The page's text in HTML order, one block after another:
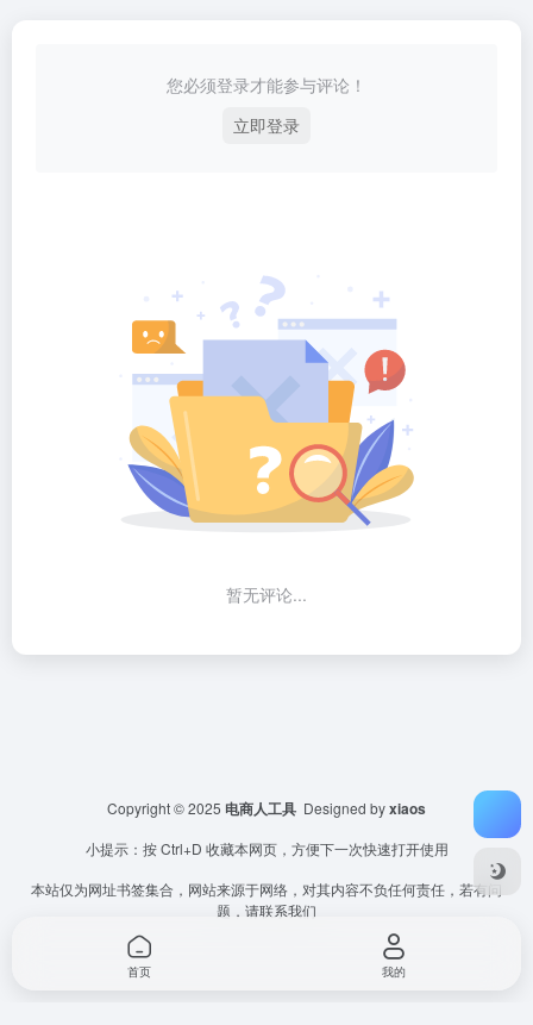
您必须登录才能参与评论！
立即登录
暂无评论...
Copyright © 2025 电商人工具 Designed byxiaos
小提示：按 Ctrl+D 收藏本网页，方便下一次快速打开使用
本站仅为网址书签集合，网站来源于网络，对其内容不负任何责任，若有问
题，请联系我们
首页 我的